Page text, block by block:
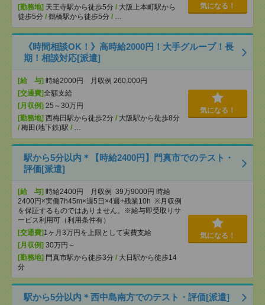
[勤務地] 天王寺駅から徒歩5分 / 大阪上本町駅から
徒歩5分 / 鶴橋駅から徒歩5分 / …
気になる！
《時間相談OK！》高時給2000円！大手グループ！長
期！相談対応[派遣]
[給 与] 時給2000円 月収例 260,000円
[交通費]全額支給
[月収例] 25～30万円
[勤務地] 西梅田駅から徒歩2分 / 大阪駅から徒歩8分
/ 梅田(地下鉄)駅 / …
気になる！
駅から5分以内＊【時給2400円】門真市でのテスト・
評価[派遣]
[給 与] 時給2400円 月収例 39万9000円 時給
2400円×実働7h45m×週5日×4週+残業10h ※月収例
を保証するものではありません。※給与即受取りサ
ービス利用可（利用条件有）
[交通費] 1ヶ月3万円を上限として実費支給
[月収例] 30万円～
[勤務地] 門真市駅から徒歩3分 / 大日駅から徒歩14
分
気になる！
駅から5分以内＊西中島南方でのテスト・評価[派遣]